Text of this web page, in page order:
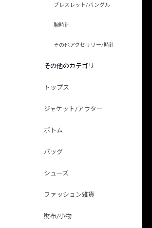
ブレスレット/バングル
腕時計
その他アクセサリー/時計
その他のカテゴリ
トップス
ジャケット/アウター
ボトム
バッグ
シューズ
ファッション雑貨
財布/小物
プリントTシャツ